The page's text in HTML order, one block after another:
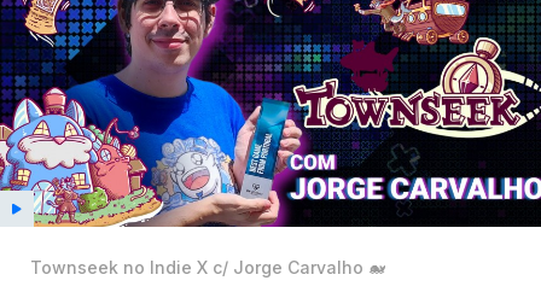
Townseek no Indie X c/ Jorge Carvalho 🐋